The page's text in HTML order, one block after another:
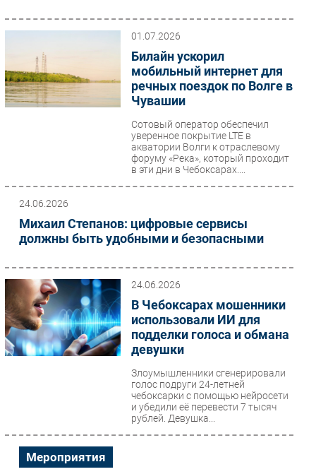
Проекты
IT класс
Тестовый стенд
Каталог компаний
01.07.2026
Билайн ускорил
мобильный интернет для
речных поездок по Волге в
Чувашии
Сотовый оператор обеспечил
уверенное покрытие LTE в
акватории Волги к отраслевому
форуму «Река», который проходит
в эти дни в Чебоксарах....
24.06.2026
Михаил Степанов: цифровые сервисы
должны быть удобными и безопасными
24.06.2026
В Чебоксарах мошенники
использовали ИИ для
подделки голоса и обмана
девушки
Злоумышленники сгенерировали
голос подруги 24-летней
чебоксарки с помощью нейросети
и убедили её перевести 7 тысяч
рублей. Девушка...
Мероприятия